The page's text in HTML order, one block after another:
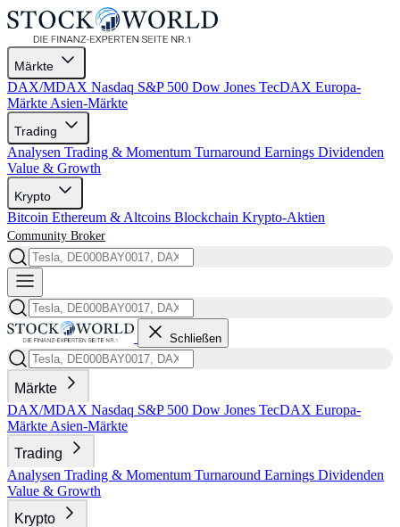
Märkte
DAX/MDAX Nasdaq S&P 500 Dow Jones TecDAX Europa-
Märkte Asien-Märkte
Trading
Analysen Trading & Momentum Turnaround Earnings Dividenden
Value & Growth
Krypto
Bitcoin Ethereum & Altcoins Blockchain Krypto-Aktien
Community Broker
Schließen
Märkte
DAX/MDAX Nasdaq S&P 500 Dow Jones TecDAX Europa-
Märkte Asien-Märkte
Trading
Analysen Trading & Momentum Turnaround Earnings Dividenden
Value & Growth
Krypto